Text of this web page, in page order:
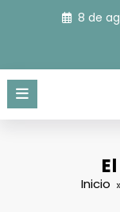
8 de
Inicio